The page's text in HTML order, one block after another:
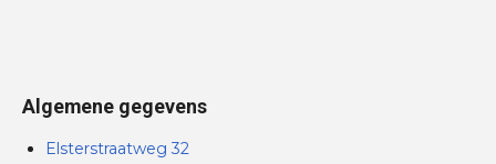
Algemene gegevens
Elsterstraatweg 32